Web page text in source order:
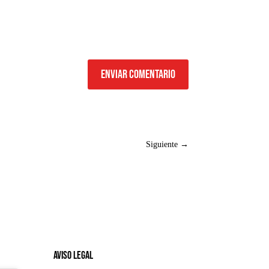
Enviar comentario
Siguiente→
Aviso legal